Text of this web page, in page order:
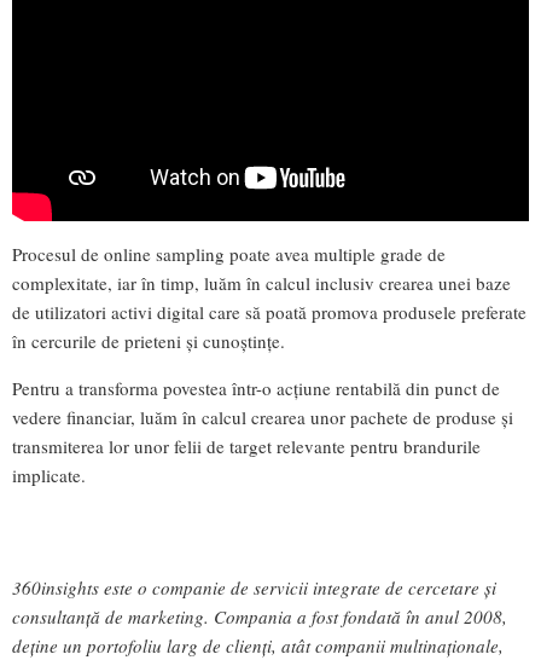
Procesul de online sampling poate avea multiple grade de
complexitate, iar în timp, luăm în calcul inclusiv crearea unei baze
de utilizatori activi digital care să poată promova produsele preferate
în cercurile de prieteni și cunoștințe.
Pentru a transforma povestea într-o acțiune rentabilă din punct de
vedere financiar, luăm în calcul crearea unor pachete de produse și
transmiterea lor unor felii de target relevante pentru brandurile
implicate.
360insights este o companie de servicii integrate de cercetare şi
consultanţă de marketing. Compania a fost fondată în anul 2008,
deține un portofoliu larg de clienţi, atât companii multinaționale,